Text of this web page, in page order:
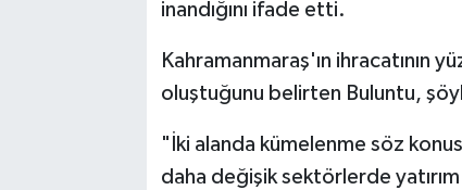
inandığını ifade etti.
Kahramanmaraş'ın ihracatının
oluştuğunu belirten Buluntu,
"İki alanda kümelenme söz
daha değişik sektörlerde